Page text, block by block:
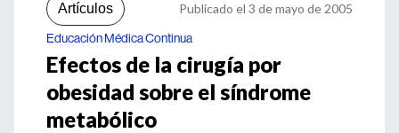
Artículos Publicado el 3 de mayo de 2005
Educación Médica Continua
Efectos de la cirugía por
obesidad sobre el síndrome
metabólico